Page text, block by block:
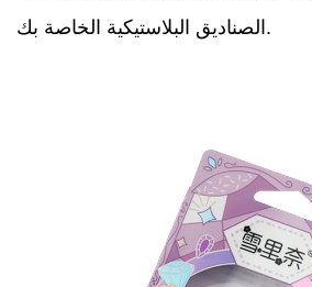
الصناديق البلاستيكية الخاصة بك.